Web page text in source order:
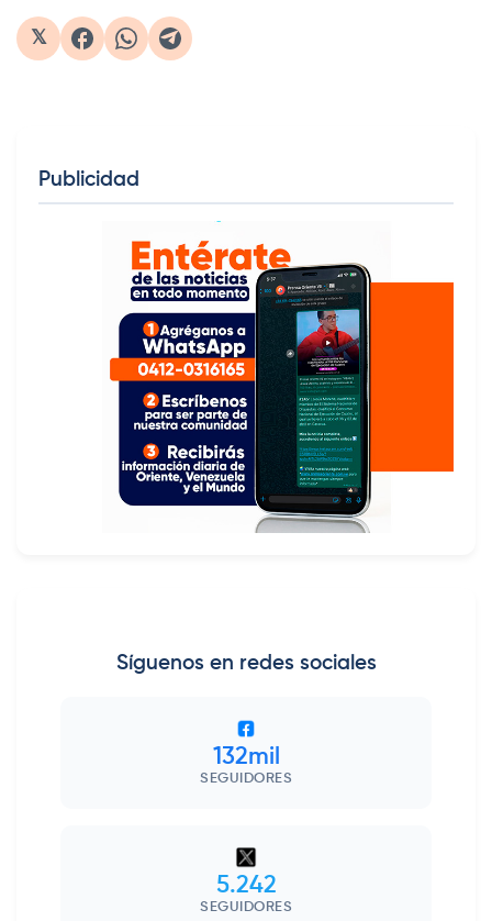
𝕏
Publicidad
Síguenos en redes sociales
132mil
SEGUIDORES
5.242
SEGUIDORES